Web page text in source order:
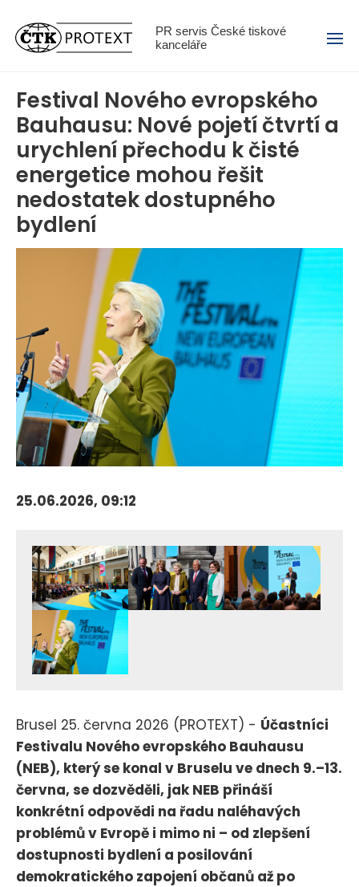
PR servis České tiskové
kanceláře
Menu
Festival Nového evropského
Bauhausu: Nové pojetí čtvrtí a
urychlení přechodu k čisté
energetice mohou řešit
nedostatek dostupného
bydlení
25.06.2026, 09:12
Brusel 25. června 2026 (PROTEXT) - Účastníci
Festivalu Nového evropského Bauhausu
(NEB), který se konal v Bruselu ve dnech 9.–13.
června, se dozvěděli, jak NEB přináší
konkrétní odpovědi na řadu naléhavých
problémů v Evropě i mimo ni – od zlepšení
dostupnosti bydlení a posilování
demokratického zapojení občanů až po